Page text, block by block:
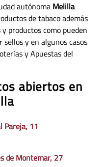
autónoma Melilla
de tabaco además
productos como pueden
y en algunos casos
y Apuestas del
abiertos en
Pareja, 11
de Montemar, 27